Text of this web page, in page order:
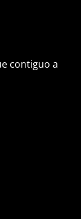
contiguo a